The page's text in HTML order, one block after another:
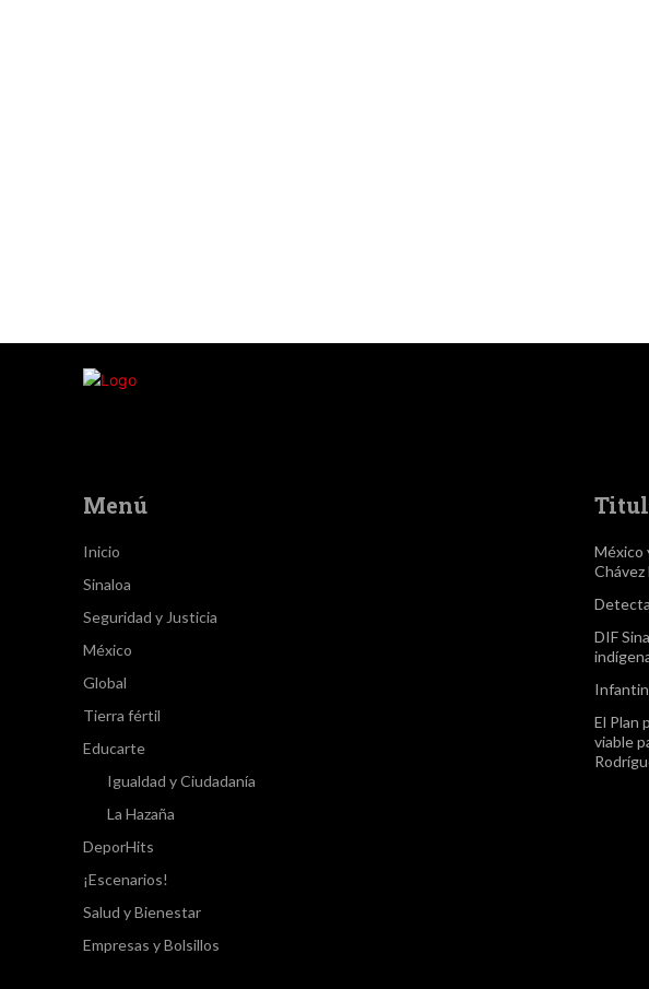
Menú
Inicio
Sinaloa
Seguridad y Justicia
México
Global
Tierra fértil
Educarte
Igualdad y Ciudadanía
La Hazaña
DeporHits
¡Escenarios!
Salud y Bienestar
Empresas y Bolsillos
México
Chávez
DIF
El Plan
viable